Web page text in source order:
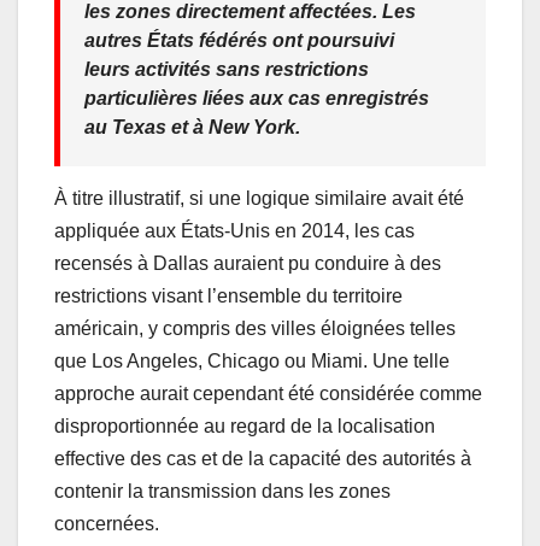
les zones directement affectées. Les
autres États fédérés ont poursuivi
leurs activités sans restrictions
particulières liées aux cas enregistrés
au Texas et à New York.
À titre illustratif, si une logique similaire avait été
appliquée aux États-Unis en 2014, les cas
recensés à Dallas auraient pu conduire à des
restrictions visant l’ensemble du territoire
américain, y compris des villes éloignées telles
que Los Angeles, Chicago ou Miami. Une telle
approche aurait cependant été considérée comme
disproportionnée au regard de la localisation
effective des cas et de la capacité des autorités à
contenir la transmission dans les zones
concernées.